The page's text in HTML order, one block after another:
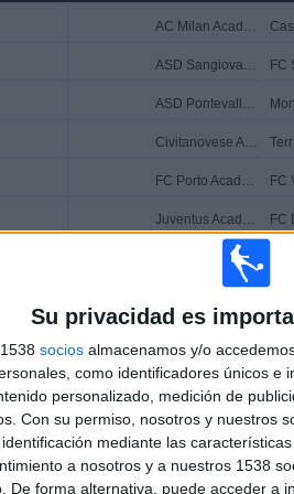
Su privacidad es
socios almacenamos y/o
como identificadores únicos e
personalizado, medición de
Con su permiso, nosotros y nuestros
mediante las
a nosotros y a nuestros 1538
De forma alternativa, puede acceder a
AC Milan Academy
ASD Sangiovannese Academy
ASD Pontevalleceppi Academy
Civitanovese Academy
FC Porto Academy
Juventus Academy FC
Roma Academy
FC Sedriano Academy FC
Montevarchi Aquila Academy
FC Vigor Senigallia Academy
Real Madrid Academy